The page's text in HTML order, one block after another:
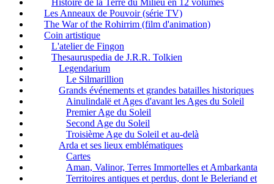
Les Anneaux de Pouvoir (série TV)
The War of the Rohirrim (film d'animation)
Coin artistique
L'atelier de Fingon
Thesauruspedia de J.R.R. Tolkien
Legendarium
Le Silmarillion
Grands événements et grandes batailles historiques
Ainulindalë et Ages d'avant les Ages du Soleil
Premier Age du Soleil
Second Age du Soleil
Troisième Age du Soleil et au-delà
Arda et ses lieux emblématiques
Cartes
Aman, Valinor, Terres Immortelles et Ambarkanta
Territoires antiques et perdus, dont le Beleriand et